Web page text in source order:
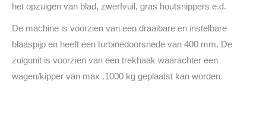
het opzuigen van blad, zwerfvuil, gras houtsnippers e.d.
De machine is voorzien van een draaibare en instelbare
blaaspijp en heeft een turbinedoorsnede van 400 mm. De
zuigunit is voorzien van een trekhaak waarachter een
wagen/kipper van max .1000 kg geplaatst kan worden.